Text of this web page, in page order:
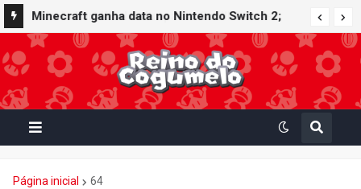
Minecraft ganha data no Nintendo Switch 2;
Super Mario Mash-Up receberá atualização
gráfica exclusiva
Página inicial 64